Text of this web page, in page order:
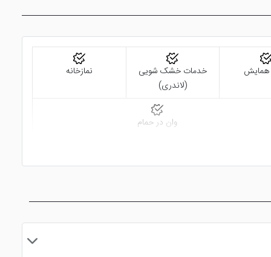
همایش
خدمات خشک شویی
(لاندری)
نمازخانه
وان در حمام